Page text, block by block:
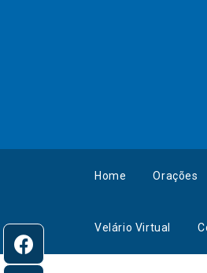
Home Orações
Velário Virtual